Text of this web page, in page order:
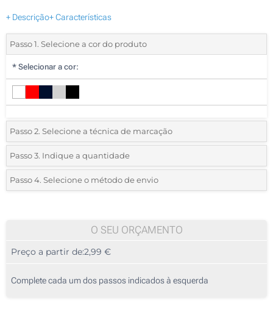
+ Descrição+ Características
Passo 1. Selecione a cor do produto
* Selecionar a cor:
Passo 2. Selecione a técnica de marcação
*Selecione o tipo de marcação e as cores do logotipo:
1 Cor (Impressão circular)
3 Cores (Impressão circular)
Passo 3. Indique a quantidade
*Quantidade mínima:10
20
50
Passo 4. Selecione o método de envio
O SEU ORÇAMENTO
Preço a partir de:2,99 €
Complete cada um dos passos indicados à esquerda